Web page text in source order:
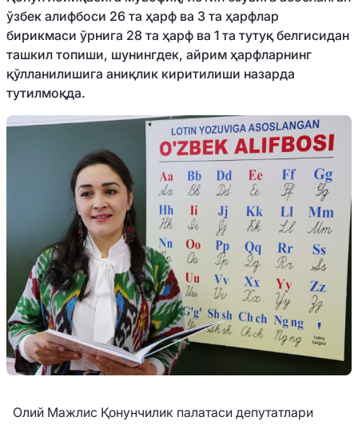
ўзбек алифбоси 26 та ҳарф ва 3 та ҳарфлар
бирикмаси ўрнига 28 та ҳарф ва 1 та тутуқ белгисидан
ташкил топиши, шунингдек, айрим ҳарфларнинг
қўлланилишига аниқлик киритилиши назарда
тутилмоқда.
Олий Мажлис Қонунчилик палатаси депутатлари